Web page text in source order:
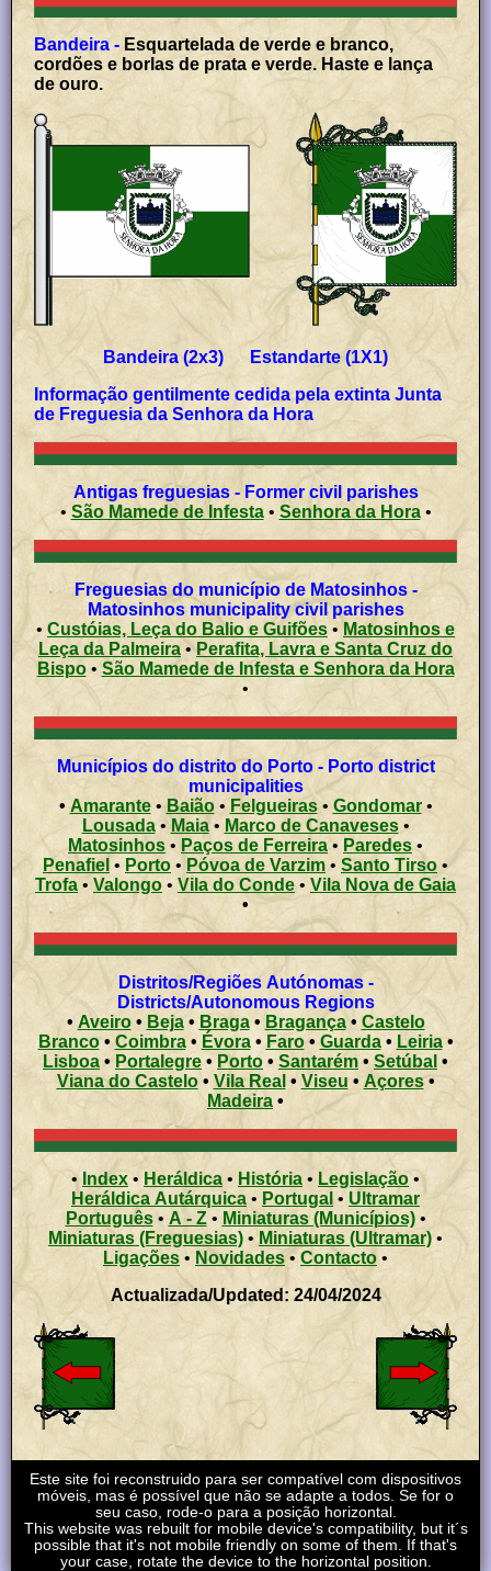
Bandeira - Esquartelada de verde e branco,
cordões e borlas de prata e verde. Haste e lança
de ouro.
Bandeira (2x3) Estandarte (1X1)
Informação gentilmente cedida pela extinta Junta
de Freguesia da Senhora da Hora
Antigas freguesias - Former civil parishes
• São Mamede de Infesta• Senhora da Hora•
Freguesias do município de Matosinhos -
Matosinhos municipality civil parishes
• Custóias, Leça do Balio e Guifões •Matosinhos e
Leça da Palmeira •Perafita, Lavra e Santa Cruz do
Bispo• São Mamede de Infesta e Senhora da Hora
•
Municípios do distrito do Porto - Porto district
municipalities
• Amarante• Baião• Felgueiras• Gondomar•
Lousada• Maia• Marco de Canaveses•
Matosinhos • Paços de Ferreira• Paredes•
Penafiel • Porto • Póvoa de Varzim • Santo Tirso •
Trofa • Valongo • Vila do Conde • Vila Nova de Gaia
•
Distritos/Regiões Autónomas -
Districts/Autonomous Regions
• Aveiro• Beja•Braga• Bragança• Castelo
Branco• Coimbra• Évora•Faro• Guarda• Leiria•
Lisboa • Portalegre • Porto • Santarém • Setúbal •
Viana do Castelo• Vila Real • Viseu• Açores•
Madeira •
• Index• Heráldica • História • Legislação•
Heráldica Autárquica • Portugal • Ultramar
Português• A - Z• Miniaturas (Municípios)•
Miniaturas (Freguesias) • Miniaturas (Ultramar)•
Ligações • Novidades • Contacto •
Actualizada/Updated: 24/04/2024
Este site foi reconstruido para ser compatível com dispositivos
móveis, mas é possível que não se adapte a todos. Se for o
seu caso, rode-o para a posição horizontal.
This website was rebuilt for mobile device's compatibility, but it´s
possible that it's not mobile friendly on some of them. If that's
your case, rotate the device to the horizontal position.